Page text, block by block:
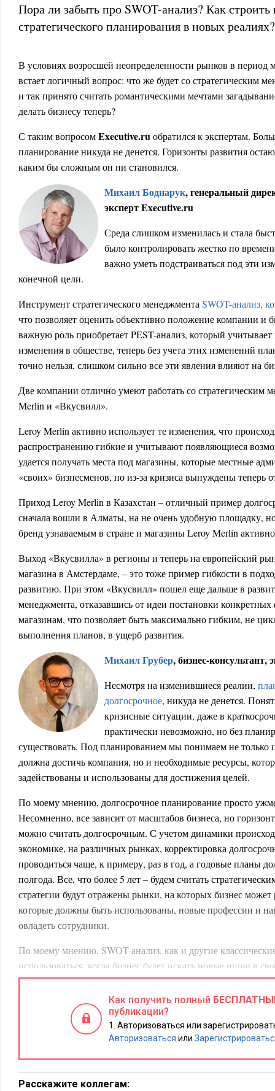
Пора ли забыть про SWOT-анализ? Как строить
стратегического планирования в новых реалиях?
В условиях возросшей неопределенности рынков в период
встает логичный вопрос: что же будет со стратегическим
и так принято считать романтическими мечтами
делать бизнесу теперь?
С таким вопросомExecutive.ruобратился к экспертам.
планирование никуда не денется. Горизонты развития
каким бы сложным он ни становился.
Михаил Боднарук, генеральный
эксперт Executive.ru
Среда слишком изменилась и стала
было контролировать жестко по
важно уметь подстраиваться под эти
конечной цели.
Инструмент стратегического менеджмента SWOT-анализ,
что позволяет оценить объективно положение компании и
важную роль приобретает PEST-анализ, который
изменения в обществе, теперь без учета этих изменений
точно нельзя, слишком сильно все эти явления влияют на
Две компании отлично умеют работать со стратегическим
Merlin и «Вкусвилл».
Leroy Merlin активно использует те изменения, что
распространению гибкие и учитывают появляющиеся
удается получать места под магазины, которые местные
«своих» бизнесменов, но из-за кризиса вынуждены теперь
Приход Leroy Merlin в Казахстан – отличный пример
сначала вошли в Алматы, на не очень удобную площадку, но
бренд узнаваемым в стране и магазины Leroy Merlin
Выход «Вкусвилла» в регионы и теперь на европейский
магазина в Амстердаме, – это тоже пример гибкости в
развитию. При этом «Вкусвилл» пошел еще дальше в
менеджмента, отказавшись от идеи постановки
магазинам, что позволяет быть максимально гибким, не
выполнения планов, в ущерб развития.
Михаил Грубер, бизнес-консультант,
Несмотря на изменившиеся реалии,
долгосрочное, никуда не денется.
кризисные ситуации, даже в
практически невозможно, но без
существовать. Под планированием мы понимаем не только
должна достичь компания, но и необходимые ресурсы,
задействованы и использованы для достижения целей.
По моему мнению, долгосрочное планирование просто
Несомненно, все зависит от масштабов бизнеса, но
можно считать долгосрочным. С учетом динамики
экономике, на различных рынках, корректировка
проводиться чаще, к примеру, раз в год, а годовые планы
полгода. Все, что более 5 лет – будем считать
стратегии будут отражены рынки, на которых бизнес может
которые должны быть использованы, новые профессии и
овладеть сотрудники.
По моему мнению, SWOT-анализ, как и другие
использоваться, когда бизнес будет искать новые ниши в
возможности. Уверен, что SWOT-анализ проводится и
на листе формата А4, а мощной аналитической системой,
данных big data. А в малом и среднем бизнесе такие
матрица, Business model canvas будут еще долго
Как получить полный
публикации?
Авторизоваться или
Авторизоваться или
Расскажите коллегам: